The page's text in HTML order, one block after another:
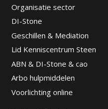
Organisatie sector
DI-Stone
Geschillen & Mediation
Lid Kenniscentrum Steen
ABN & DI-Stone & cao
Arbo hulpmiddelen
Voorlichting online